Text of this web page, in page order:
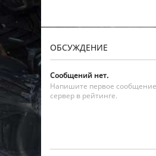
ОБСУЖДЕНИЕ
Сообщений нет.
Напишите первое
сервер в рейтинге.